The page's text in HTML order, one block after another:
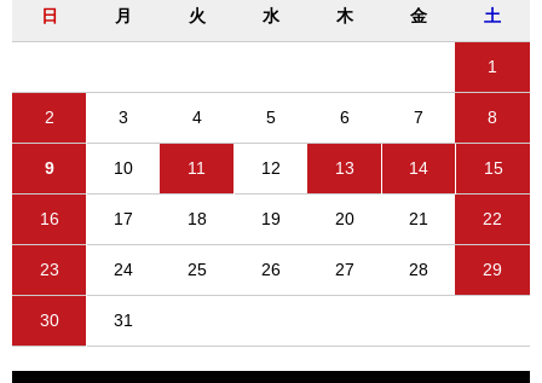
日 月 火 水 木 金 土
1
2 3 4 5 6 7 8
9 10 11 12 13 14 15
16 17 18 19 20 21 22
23 24 25 26 27 28 29
30 31